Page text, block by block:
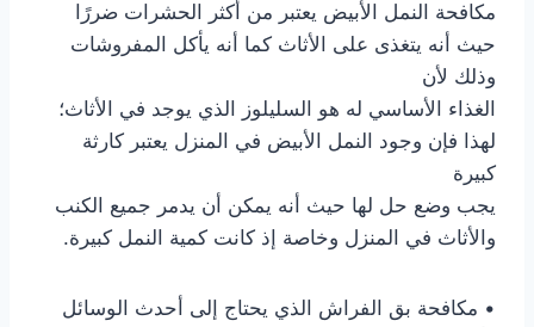
مكافحة النمل الأبيض يعتبر من أكثر الحشرات ضررًا
حيث أنه يتغذى على الأثاث كما أنه يأكل المفروشات
وذلك لأن
الغذاء الأساسي له هو السليلوز الذي يوجد في الأثاث؛
لهذا فإن وجود النمل الأبيض في المنزل يعتبر كارثة
كبيرة
يجب وضع حل لها حيث أنه يمكن أن يدمر جميع الكنب
والأثاث في المنزل وخاصة إذ كانت كمية النمل كبيرة.
• مكافحة بق الفراش الذي يحتاج إلى أحدث الوسائل